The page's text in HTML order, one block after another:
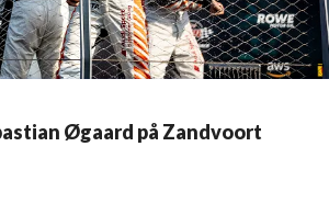
Øgaard på Zandvoort